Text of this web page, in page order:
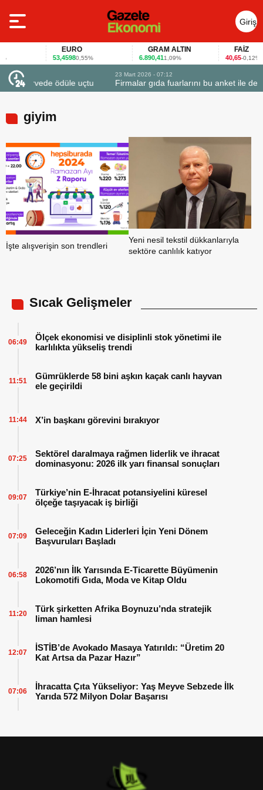
Giriş
Yap
EURO
53,45980,55%
GRAM ALTIN
6.890,411,09%
FAİZ
40,65-0,12%
uçtu Firmalar gıda fuarlarını bu anket ile değerlendirdi
giyim
İşte alışverişin son trendleri
Yeni nesil tekstil dükkanlarıyla
sektöre canlılık katıyor
Sıcak Gelişmeler
Ölçek ekonomisi ve disiplinli stok yönetimi ile
karlılıkta yükseliş trendi
06:49
Gümrüklerde 58 bini aşkın kaçak canlı hayvan
ele geçirildi
11:51
X’in başkanı görevini bırakıyor
11:44
Sektörel daralmaya rağmen liderlik ve ihracat
dominasyonu: 2026 ilk yarı finansal sonuçları
07:25
Türkiye’nin E-İhracat potansiyelini küresel
ölçeğe taşıyacak iş birliği
09:07
Geleceğin Kadın Liderleri İçin Yeni Dönem
Başvuruları Başladı
07:09
2026’nın İlk Yarısında E-Ticarette Büyümenin
Lokomotifi Gıda, Moda ve Kitap Oldu
06:58
Türk şirketten Afrika Boynuzu’nda stratejik
liman hamlesi
11:20
İSTİB’de Avokado Masaya Yatırıldı: “Üretim 20
Kat Artsa da Pazar Hazır”
12:07
İhracatta Çıta Yükseliyor: Yaş Meyve Sebzede İlk
Yarıda 572 Milyon Dolar Başarısı
07:06